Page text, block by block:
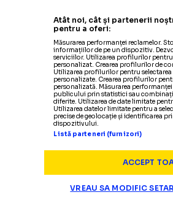
RUBEN AMORIM, OFICIAL LA
Tehnicianul lui Sporting
SUPERLIGA
Prezentat la CFR Cluj:
care a trăit cele mai mari
ARHIVA FOTBAL
Oficial FIFA si UEFA au
ARHIVA FOTBAL
Vasile Turcus-aretras
Dinamo
Citește mai mult
Atât noi, cât și partenerii
pentru a oferi:
Măsurarea performanței reclamelor.
informațiilor de pe un dispozitiv.
serviciilor. Utilizarea profilurilor
personalizat. Crearea profilurilor de
Utilizarea profilurilor pentru
personalizate. Crearea profilurilor
personalizată. Măsurarea
publicului prin statistici sau
diferite. Utilizarea de date limitate
Utilizarea datelor limitate pentru a
precise de geolocație și identificarea
dispozitivului.
Listă parteneri (furnizori)
ACCEPT
VREAU SA MODIFIC